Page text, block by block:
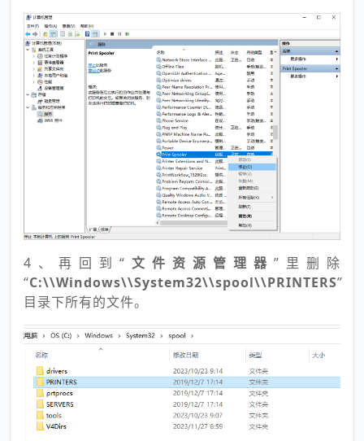
4、再回到“ 文件资源管理器 ”里删除
“C:\\Windows\\System32\\spool\\PRINTERS”
目录下所有的文件。